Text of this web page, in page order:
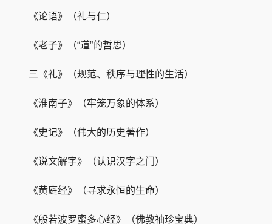
《论语》（礼与仁）
《老子》（“道”的哲思）
三《礼》（规范、秩序与理性的生活）
《淮南子》（牢笼万象的体系）
《史记》（伟大的历史著作）
《说文解字》（认识汉字之门）
《黄庭经》（寻求永恒的生命）
《般若波罗蜜多心经》（佛教袖珍宝典）